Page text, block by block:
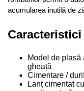
acumularea inutilă de
Caracteristici
Model de plasă
gheață
Cimentare /
Lanț cimentat